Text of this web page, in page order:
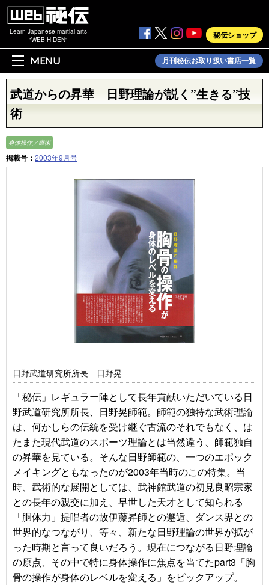
Learn Japanese martial arts
"WEB HIDEN"
秘伝ショップ
MENU 月刊秘伝お取り扱い書店一覧
武道からの昇華 日野理論が説く”生きる”技
術
身体操作／療術
掲載号： 2003年9月号
日野武道研究所所長 日野晃
「秘伝」レギュラー陣として長年貢献いただいている日
野武道研究所所長、日野晃師範。師範の独特な武術理論
は、何かしらの伝統を受け継ぐ古流のそれでもなく、は
たまた現代武道のスポーツ理論とは当然違う、師範独自
の昇華を見ている。そんな日野師範の、一つのエポック
メイキングともなったのが2003年当時のこの特集。当
時、武術的な展開としては、武神館武道の初見良昭宗家
との長年の親交に加え、早世した天才として知られる
「胴体力」提唱者の故伊藤昇師との邂逅、ダンス界との
世界的なつながり、等々、新たな日野理論の世界が拡が
った時期と言って良いだろう。現在につながる日野理論
の原点、その中で特に身体操作に焦点を当てたpart3「胸
骨の操作が身体のレベルを変える」をピックアップ。